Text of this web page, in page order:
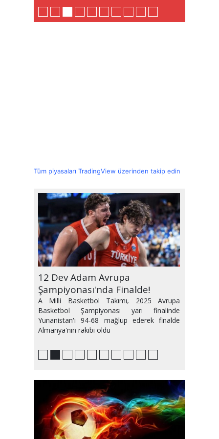
Tüm piyasaları TradingView üzerinden takip edin
Erman Toroğlu'nun İfadesi
Alındı
12 Dev Adam Avrupa
Şampiyonası'nda Finalde!
A Milli Basketbol Takımı, 2025 Avrupa
Basketbol Şampiyonası yarı finalinde
Yunanistan'ı 94-68 mağlup ederek finalde
Almanya'nın rakibi oldu
12 Dev Adam 24 Yıl Sonra Yarı
Finalde
12 Dev Adam Grubu Zirvede
Tamamladı
Transferde Son Durum
Marius ve Bola Ç.Rizespor
Maçında Olmayacak
Ramazan Ayı Maç Programı
Belli Oldu
Trabzonspor Eyüp'ü tek Golle
Geçti
Süper Lig'de Yabancı Var
Hakemi Dönemi
Kombineler Elde Kaldı